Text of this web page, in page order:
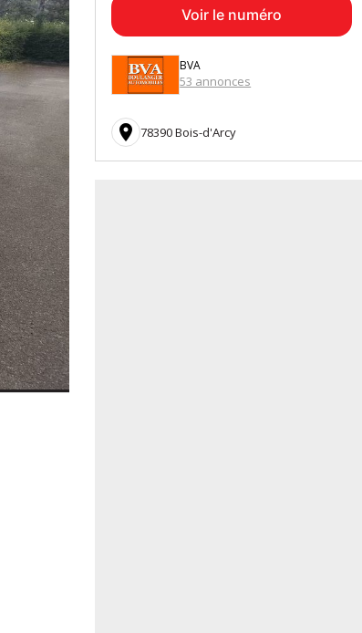
Voir le numéro
BVA
53 annonces
 78390 Bois-d'Arcy